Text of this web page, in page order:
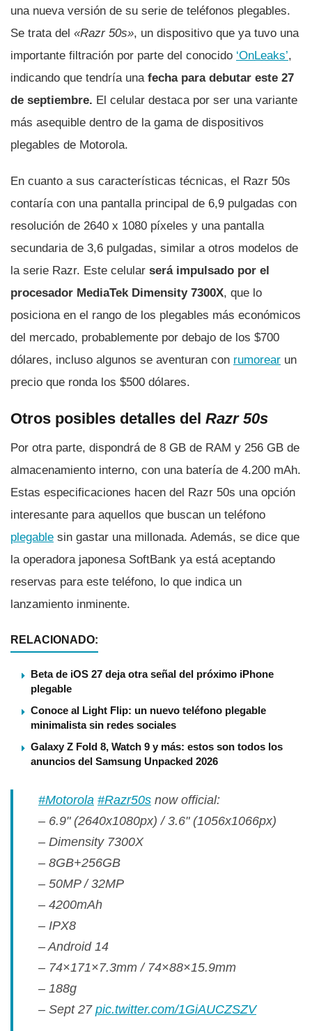
una nueva versión de su serie de teléfonos plegables.
Se trata del «Razr 50s», un dispositivo que ya tuvo una
importante filtración por parte del conocido ‘OnLeaks’,
indicando que tendría una fecha para debutar este 27
de septiembre. El celular destaca por ser una variante
más asequible dentro de la gama de dispositivos
plegables de Motorola.
En cuanto a sus características técnicas, el Razr 50s
contaría con una pantalla principal de 6,9 pulgadas con
resolución de 2640 x 1080 píxeles y una pantalla
secundaria de 3,6 pulgadas, similar a otros modelos de
la serie Razr. Este celular será impulsado por el
procesador MediaTek Dimensity 7300X, que lo
posiciona en el rango de los plegables más económicos
del mercado, probablemente por debajo de los $700
dólares, incluso algunos se aventuran con rumorear un
precio que ronda los $500 dólares.
Otros posibles detalles del Razr 50s
Por otra parte, dispondrá de 8 GB de RAM y 256 GB de
almacenamiento interno, con una batería de 4.200 mAh.
Estas especificaciones hacen del Razr 50s una opción
interesante para aquellos que buscan un teléfono
plegable sin gastar una millonada. Además, se dice que
la operadora japonesa SoftBank ya está aceptando
reservas para este teléfono, lo que indica un
lanzamiento inminente.
RELACIONADO:
Beta de iOS 27 deja otra señal del próximo iPhone
plegable
Conoce al Light Flip: un nuevo teléfono plegable
minimalista sin redes sociales
Galaxy Z Fold 8, Watch 9 y más: estos son todos los
anuncios del Samsung Unpacked 2026
#Motorola #Razr50s now official:
– 6.9" (2640x1080px) / 3.6" (1056x1066px)
– Dimensity 7300X
– 8GB+256GB
– 50MP / 32MP
– 4200mAh
– IPX8
– Android 14
– 74×171×7.3mm / 74×88×15.9mm
– 188g
– Sept 27 pic.twitter.com/1GiAUCZSZV